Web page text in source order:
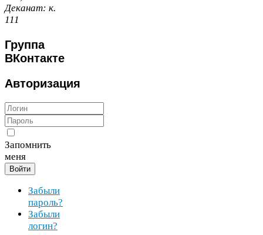
Деканат: к.
111
Группа
ВКонтакте
Авторизация
Запомнить
меня
Войти
Забыли
пароль?
Забыли
логин?